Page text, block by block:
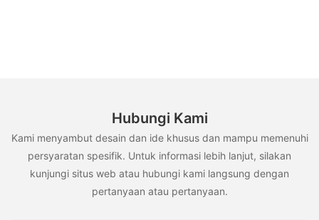
Hubungi Kami
Kami menyambut desain dan ide khusus dan mampu memenuhi
persyaratan spesifik. Untuk informasi lebih lanjut, silakan
kunjungi situs web atau hubungi kami langsung dengan
pertanyaan atau pertanyaan.